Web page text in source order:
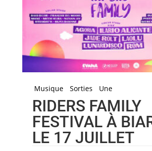
Musique Sorties Une
RIDERS FAMILY
FESTIVAL À
LE 17 JUILLET